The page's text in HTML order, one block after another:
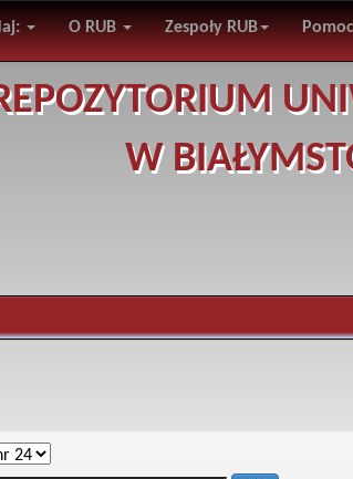
O RUB Zespoły RUB
W